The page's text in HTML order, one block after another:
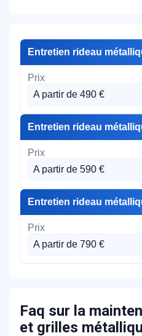
Entretien rideau
A partir de 490 €
Entretien rideau
A partir de 590 €
Entretien rideau
A partir de 790 €
Faq sur la
et grilles